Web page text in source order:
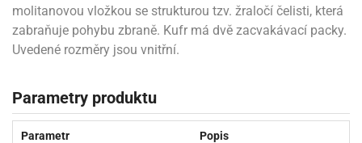
molitanovou vložkou se strukturou tzv. žraločí čelisti, která
zabraňuje pohybu zbraně. Kufr má dvě zacvakávací packy.
Uvedené rozměry jsou vnitřní.
Parametry produktu
Parametr Popis